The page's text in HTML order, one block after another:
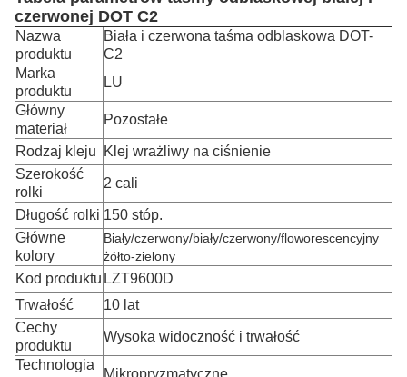
czerwonej DOT C2
Nazwa
produktu
Biała i czerwona taśma odblaskowa DOT-
C2
Marka
produktu
LU
Główny
materiał
Pozostałe
Rodzaj kleju
Klej wrażliwy na ciśnienie
Szerokość
rolki
2 cali
Długość rolki 150 stóp.
Główne
kolory
Biały/czerwony/biały/czerwony/floworescencyjny
żółto-zielony
Kod produktu LZT9600D
Trwałość
10 lat
Cechy
produktu
Wysoka widoczność i trwałość
Technologia
Mikropryzmatyczne